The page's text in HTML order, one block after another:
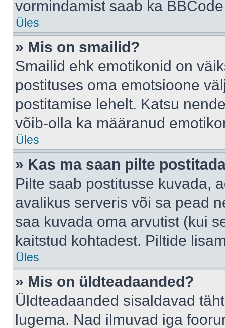
vormindamist saab ka
Üles
» Mis on smailid?
Smailid ehk emotikonid on
postituses oma emotsioone
postitamise lehelt. Katsu
võib-olla ka määranud
Üles
» Kas ma saan pilte
Pilte saab postitusse kuvada,
avalikus serveris või sa pead
saa kuvada oma arvutist (kui
kaitstud kohtadest. Piltide
Üles
» Mis on üldteadaanded?
Üldteadaanded sisaldavad
lugema. Nad ilmuvad iga